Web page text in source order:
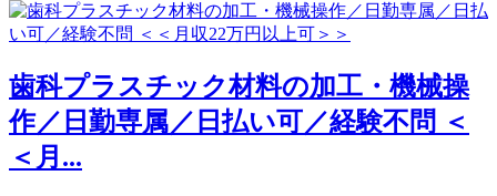
歯科プラスチック材料の加工・機械操
作／日勤専属／日払い可／経験不問 ＜
＜月...